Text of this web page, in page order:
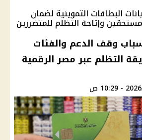
البطاقات التموينية لضمان
وإتاحة التظلم للمتضررين
وقف الدعم والفئات
التظلم عبر مصر الرقمية